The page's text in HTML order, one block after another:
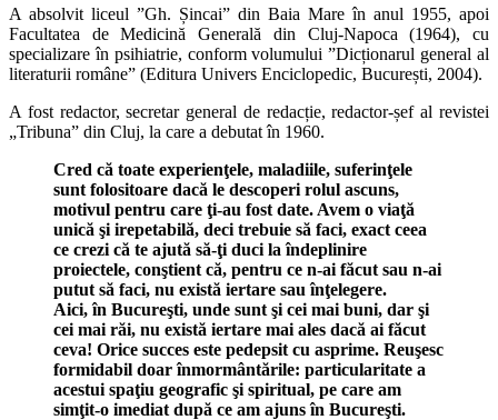
A absolvit liceul ”Gh. Șincai” din Baia Mare în anul 1955, apoi
Facultatea de Medicină Generală din Cluj-Napoca (1964), cu
specializare în psihiatrie, conform volumului ”Dicționarul general al
literaturii române” (Editura Univers Enciclopedic, București, 2004).
A fost redactor, secretar general de redacție, redactor-șef al revistei
„Tribuna” din Cluj, la care a debutat în 1960.
Cred că toate experienţele, maladiile, suferinţele
sunt folositoare dacă le descoperi rolul ascuns,
motivul pentru care ţi-au fost date. Avem o viaţă
unică şi irepetabilă, deci trebuie să faci, exact ceea
ce crezi că te ajută să-ţi duci la îndeplinire
proiectele, conştient că, pentru ce n-ai făcut sau n-ai
putut să faci, nu există iertare sau înţelegere.
Aici, în Bucureşti, unde sunt şi cei mai buni, dar şi
cei mai răi, nu există iertare mai ales dacă ai făcut
ceva! Orice succes este pedepsit cu asprime. Reuşesc
formidabil doar înmormântările: particularitate a
acestui spaţiu geografic şi spiritual, pe care am
simţit-o imediat după ce am ajuns în Bucureşti.